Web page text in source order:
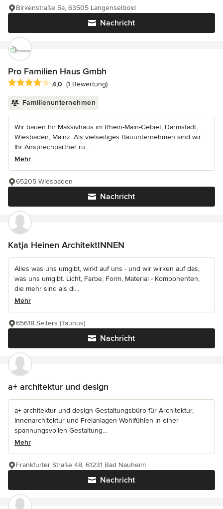
Nachricht
Birkenstraße 5a, 63505 Langenselbold
Pro Familien Haus Gmbh
Durchschnittliche Bewertung: 4 von 5 Sternen
4,0 (1 Bewertung)
Familienunternehmen
Wir bauen Ihr Massivhaus im Rhein-Main-Gebiet, Darmstadt,
Wiesbaden, Mainz. Als vielseitiges Bauunternehmen sind wir
Ihr Ansprechpartner ru...
Mehr
Nachricht
65205 Wiesbaden
Katja Heinen ArchitektINNEN
Alles was uns umgibt, wirkt auf uns - und wir wirken auf das,
was uns umgibt. Licht, Farbe, Form, Material - Komponenten,
die mehr sind als di...
Mehr
Nachricht
65618 Selters (Taunus)
a+ architektur und design
a+ architektur und design Gestaltungsbüro für Architektur,
Innenarchitektur und Freianlagen Wohlfühlen in einer
spannungsvollen Gestaltung...
Mehr
Nachricht
Frankfurter Straße 48, 61231 Bad Nauheim